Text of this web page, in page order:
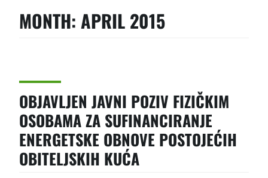
MONTH: APRIL 2015
OBJAVLJEN JAVNI POZIV FIZIČKIM
OSOBAMA ZA SUFINANCIRANJE
ENERGETSKE OBNOVE POSTOJEĆIH
OBITELJSKIH KUĆA